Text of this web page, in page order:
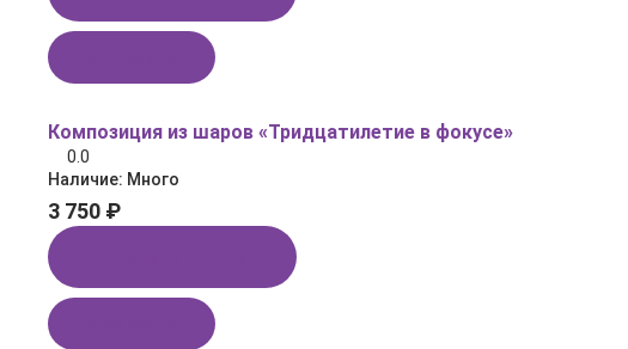
Композиция из шаров «Тридцатилетие в фокусе»
0.0
Наличие: Много
3 750 ₽